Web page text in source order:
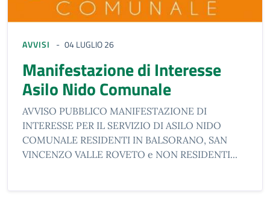
AVVISI 04 LUGLIO 26
Manifestazione di Interesse
Asilo Nido Comunale
AVVISO PUBBLICO MANIFESTAZIONE DI
INTERESSE PER IL SERVIZIO DI ASILO NIDO
COMUNALE RESIDENTI IN BALSORANO, SAN
VINCENZO VALLE ROVETO e NON RESIDENTI...